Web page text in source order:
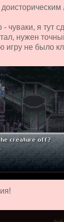
чуваки, я тут
нужен
игру не было